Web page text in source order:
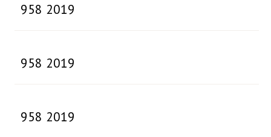
958 2019
958 2019
958 2019